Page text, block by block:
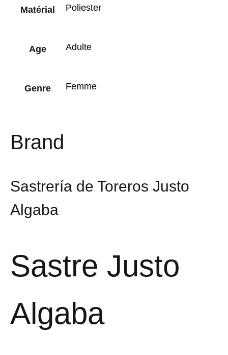
Matérial Poliester
Age Adulte
Genre Femme
Brand
Sastrería de Toreros Justo
Algaba
Sastre Justo
Algaba